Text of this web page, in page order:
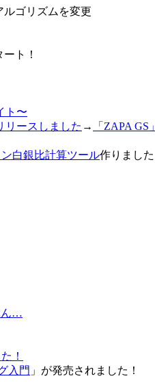
ルゴリズムを変更
ート！
ト〜
リースしました →
「ZAPA GS」
ン白銀比計算ツール作りました
ん…
！
入門 」が発売されました！